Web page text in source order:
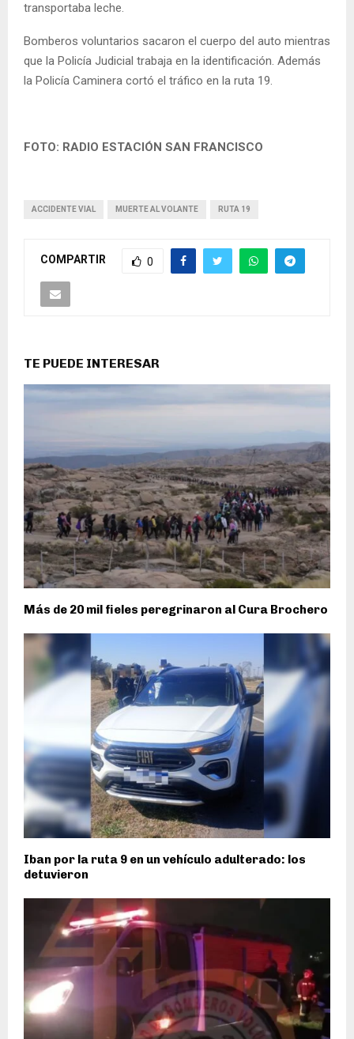
transportaba leche.
Bomberos voluntarios sacaron el cuerpo del auto mientras
que la Policía Judicial trabaja en la identificación. Además
la Policía Caminera cortó el tráfico en la ruta 19.
FOTO: RADIO ESTACIÓN SAN FRANCISCO
ACCIDENTE VIAL MUERTE AL VOLANTE RUTA 19
COMPARTIR 0
TE PUEDE INTERESAR
Más de 20 mil fieles peregrinaron al Cura Brochero
Iban por la ruta 9 en un vehículo adulterado: los
detuvieron